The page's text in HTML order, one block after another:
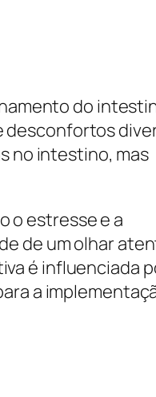
do
desconfortos
no intestino, mas
o estresse e a
de um olhar
é influenciada
a